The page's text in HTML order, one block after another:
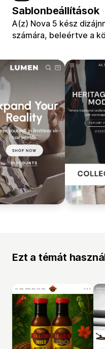
Sablonbeállítások
A(z) Nova 5 kész
számára, beleértve a
Ezt a témát